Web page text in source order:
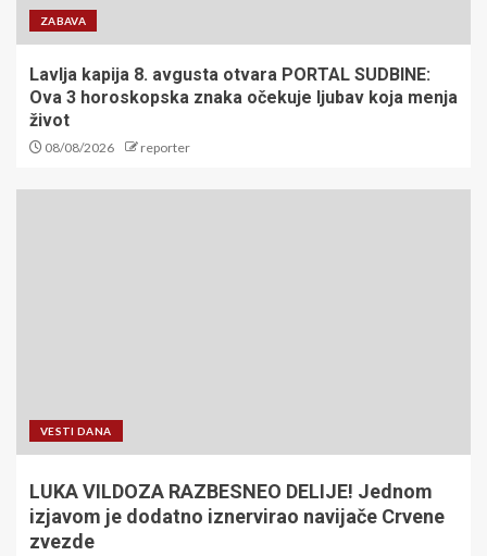
ZABAVA
Lavlja kapija 8. avgusta otvara PORTAL SUDBINE:
Ova 3 horoskopska znaka očekuje ljubav koja menja
život
08/08/2026 reporter
VESTI DANA
LUKA VILDOZA RAZBESNEO DELIJE! Jednom
izjavom je dodatno iznervirao navijače Crvene
zvezde